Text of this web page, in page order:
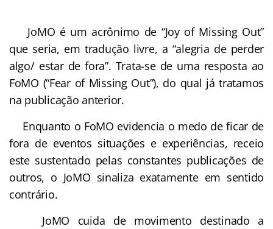
JoMO é um acrônimo de “Joy of Missing Out”
que seria, em tradução livre, a “alegria de perder
algo/ estar de fora”. Trata-se de uma resposta ao
FoMO (“Fear of Missing Out”), do qual já tratamos
na publicação anterior.
Enquanto o FoMO evidencia o medo de ficar de
fora de eventos situações e experiências, receio
este sustentado pelas constantes publicações de
outros, o JoMO sinaliza exatamente em sentido
contrário.
JoMO cuida de movimento destinado a